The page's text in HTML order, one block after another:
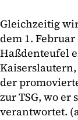
Gleichzeitig
dem 1.
Haßdenteufel
der
zur TSG, wo
verantwortet.